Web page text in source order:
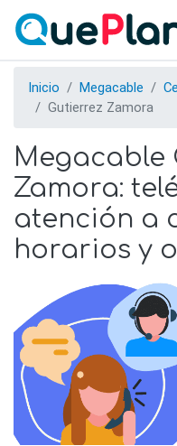
Inicio Megacable
Gutierrez Zamora
Megacable
Zamora:
atención a
horarios y